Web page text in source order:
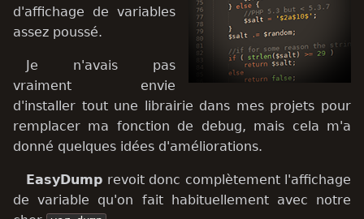
o
n
d
l
d'affichage de variables
assez poussé.
Je n'avais pas
vraiment envie
d'installer tout une librairie dans mes projets pour
remplacer ma fonction de debug, mais cela m'a
donné quelques idées d'améliorations.
EasyDump revoit donc complètement l'affichage
de variable qu'on fait habituellement avec notre